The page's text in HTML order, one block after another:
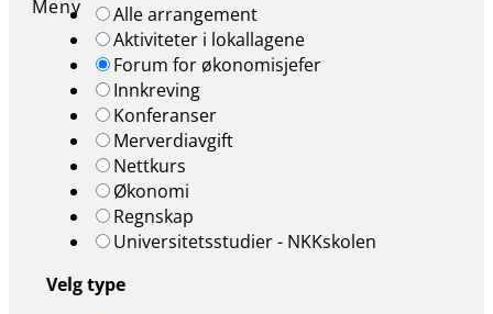
Alle arrangement
Aktiviteter i lokallagene
Forum for økonomisjefer
Innkreving
Konferanser
Merverdiavgift
Nettkurs
Økonomi
Regnskap
Universitetsstudier - NKKskolen
Velg type